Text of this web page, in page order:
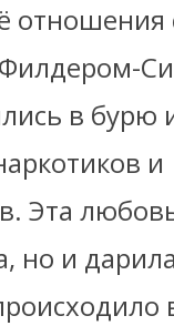
отношения
в бурю
и
Эта
но и